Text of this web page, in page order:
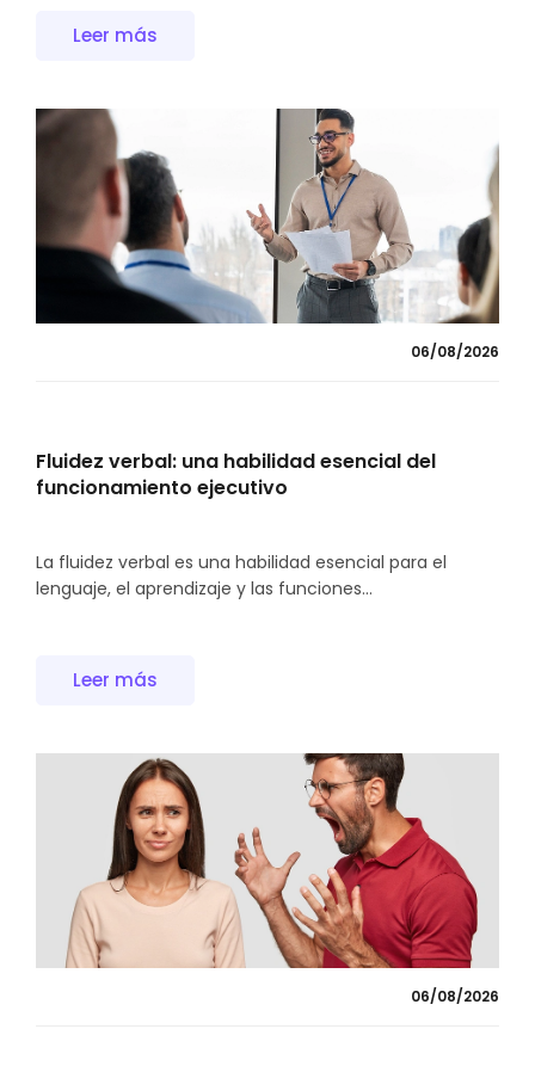
Leer más
06/08/2026
Fluidez verbal: una habilidad esencial del
funcionamiento ejecutivo
La fluidez verbal es una habilidad esencial para el
lenguaje, el aprendizaje y las funciones...
Leer más
06/08/2026